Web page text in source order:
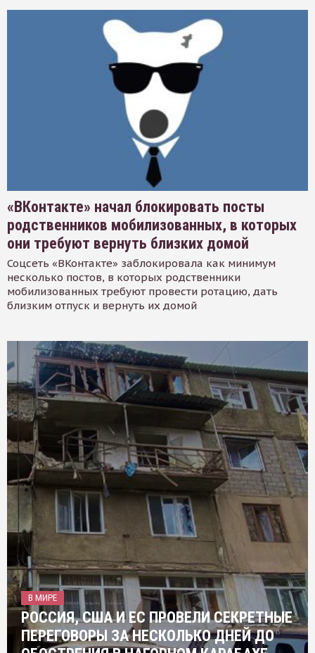
«ВКонтакте» начал блокировать посты
родственников мобилизованных, в которых
они требуют вернуть близких домой
Соцсеть «ВКонтакте» заблокировала как минимум
несколько постов, в которых родственники
мобилизованных требуют провести ротацию, дать
близким отпуск и вернуть их домой
В МИРЕ
РОССИЯ, США И ЕС ПРОВЕЛИ СЕКРЕТНЫЕ
ПЕРЕГОВОРЫ ЗА НЕСКОЛЬКО ДНЕЙ ДО